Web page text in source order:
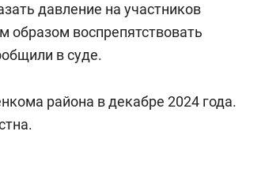
давление на участников
образом воспрепятствовать
в суде.
района в декабре 2024 года.